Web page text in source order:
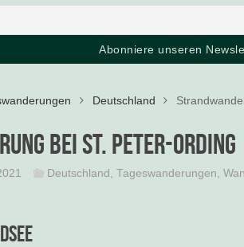
Deutschland
bei St. Peter-Ording
Deutschland , Tageswanderungen,